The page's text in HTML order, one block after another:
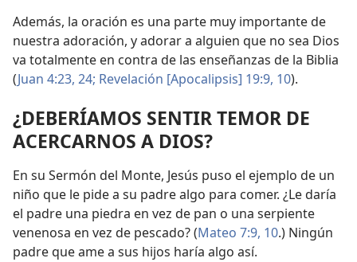
Además, la oración es una parte muy importante de
nuestra adoración, y adorar a alguien que no sea Dios
va totalmente en contra de las enseñanzas de la Biblia
(Juan 4:23, 24; Revelación [Apocalipsis] 19:9, 10).
¿DEBERÍAMOS SENTIR TEMOR DE
ACERCARNOS A DIOS?
En su Sermón del Monte, Jesús puso el ejemplo de un
niño que le pide a su padre algo para comer. ¿Le daría
el padre una piedra en vez de pan o una serpiente
venenosa en vez de pescado? (Mateo 7:9, 10.) Ningún
padre que ame a sus hijos haría algo así.